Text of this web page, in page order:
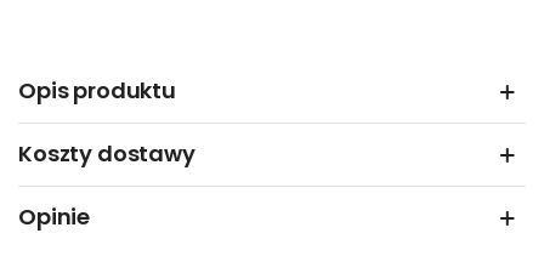
Opis produktu
Koszty dostawy
Opinie